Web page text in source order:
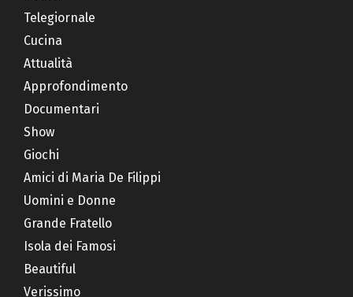
Telegiornale
Cucina
Attualità
Approfondimento
Documentari
Show
Giochi
Amici di Maria De Filippi
Uomini e Donne
Grande Fratello
Isola dei Famosi
Beautiful
Verissimo